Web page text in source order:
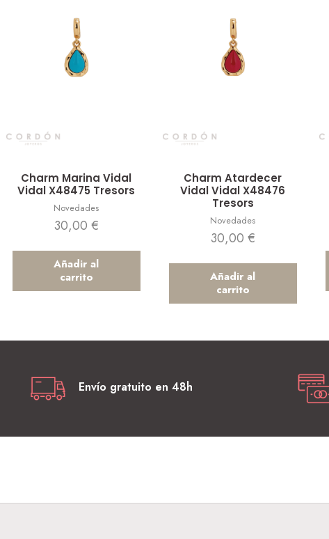
Charm Marina Vidal
Vidal X48475 Tresors
Novedades
30,00 €
Añadir al
carrito
Charm Atardecer
Vidal Vidal X48476
Tresors
Novedades
30,00 €
Añadir al
carrito
Envío gratuito en 48h